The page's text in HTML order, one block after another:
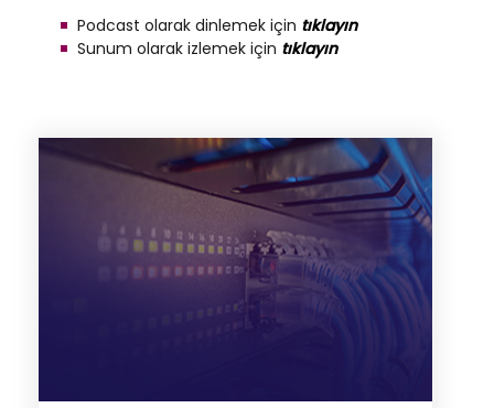
Podcast olarak dinlemek için tıklayın
Sunum olarak izlemek için tıklayın